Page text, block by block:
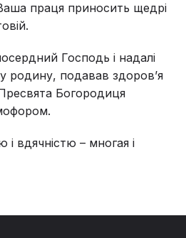
праця приносить щедрі
Господь і надалі
родину, подавав здоров’я
Богородиця
вдячністю – многая і